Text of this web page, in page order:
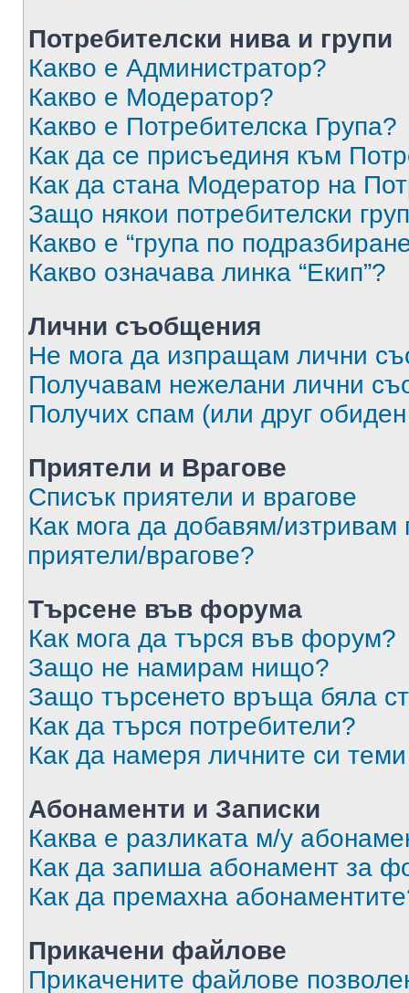
Потребителски нива и групи
Какво е Администратор?
Какво е Модератор?
Какво е Потребителска Група?
Как да се присъединя към
Как да стана Модератор на
Защо някои потребителски
Какво е “група по
Какво означава линка “Екип”?
Лични съобщения
Не мога да изпращам лични
Получавам нежелани лични
Получих спам (или друг
Приятели и Врагове
Списък приятели и врагове
Как мога да добавям/изтривам
приятели/врагове?
Търсене във форума
Как мога да търся във форум?
Защо не намирам нищо?
Защо търсенето връща бяла
Как да търся потребители?
Как да намеря личните си
Абонаменти и Записки
Каква е разликата м/у
Как да запиша абонамент за
Как да премахна
Прикачени файлове
Прикачените файлове